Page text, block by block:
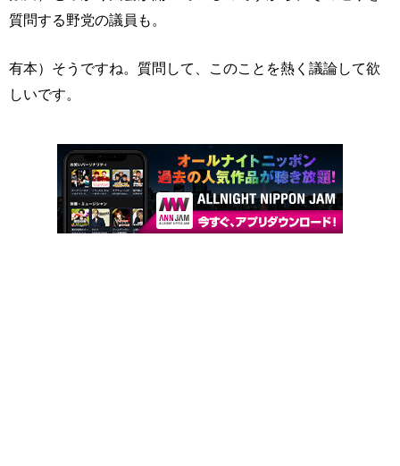
質問する野党の議員も。
有本）そうですね。質問して、このことを熱く議論して欲
しいです。